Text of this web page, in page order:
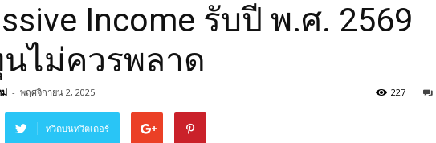
Income รับปี พ.ศ. 2569
ไม่ควรพลาด
- พฤศจิกายน 2, 2025 227
ทวีตบนทวิตเตอร์